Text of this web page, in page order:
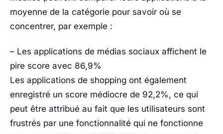
moyenne de la catégorie pour savoir où se
concentrer, par exemple :
– Les applications de médias sociaux affichent le
pire score avec 86,9%
Les applications de shopping ont également
enregistré un score médiocre de 92,2%, ce qui
peut être attribué au fait que les utilisateurs sont
frustrés par une fonctionnalité qui ne fonctionne